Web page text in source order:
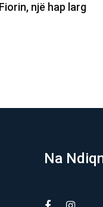
Kurtit: Sa
në…
Na